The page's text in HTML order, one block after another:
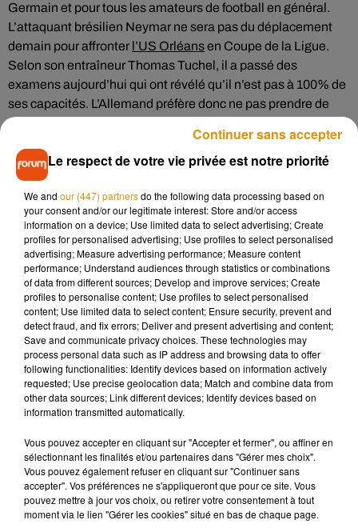
Germain et pour tous les amateurs de football en général.
L’attaquant brésilien Neymar ne sera pas du déplacement
demain pour affronter l’US Orléansen Coupe de la Ligue.
Selon son entraîneur Thomas Tuchel, il a passé des
examens aujourd’hui qui ont révélé qu’il n’est pas à 100% de
ses capacités. L’Allemand préfère donc ne pas prendre de
risque et le laisse à la capitale tout comme Lassana Diarra.
Concernant le match en lui-même, sachez qu’il reste des
places à gagner surVibration.fr pour cette rencontre prévue
aussi pour la fanzone installée exceptionnellement au Zénith
d’Orléans.
Musique
7 août 2026
Madonna sort enfin le remix de « Love
Sensation » avec Kylie Minogue
7 août 2026
Angèle et Amélie Lens dévoilent leur
collaboration tant attendue
Le respect de votre vie privée est notre priorité
We and our (447) partnersdo the following data processing based on
your consent and/or our legitimate interest: Store and/or access
information on a device; Use limited data to select advertising; Create
profiles for personalised advertising; Use profiles to select personalised
advertising; Measure advertising performance; Measure content
performance; Understand audiences through statistics or combinations
of data from different sources; Develop and improve services; Create
profiles to personalise content; Use profiles to select personalised
content; Use limited data to select content; Ensure security, prevent and
detect fraud, and fix errors; Deliver and present advertising and content;
Save and communicate privacy choices. These technologies may
process personal data such as IP address and browsing data to offer
following functionalities: Identify devices based on information actively
requested; Use precise geolocation data; Match and combine data from
other data sources; Link different devices; Identify devices based on
information transmitted automatically.
Vous pouvez accepter en cliquant sur "Accepter et fermer", ou affiner en
sélectionnant les finalités et/ou partenaires dans "Gérer mes choix".
Vous pouvez également refuser en cliquant sur "Continuer sans
accepter". Vos préférences ne s'appliqueront que pour ce site. Vous
pouvez mettre à jour vos choix, ou retirer votre consentement à tout
moment via le lien "Gérer les cookies" situé en bas de chaque page.
Continuer sans accepter